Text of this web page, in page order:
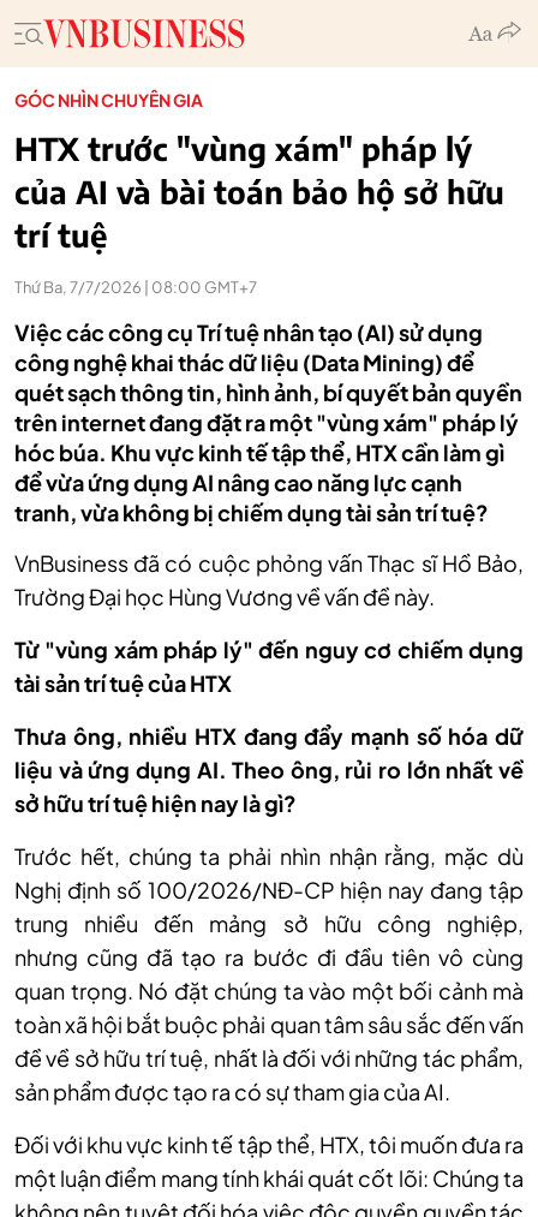
GÓC NHÌN CHUYÊN GIA
HTX trước "vùng xám" pháp lý
của AI và bài toán bảo hộ sở hữu
trí tuệ
Thứ Ba, 7/7/2026 | 08:00 GMT+7
Việc các công cụ Trí tuệ nhân tạo (AI) sử dụng
công nghệ khai thác dữ liệu (Data Mining) để
quét sạch thông tin, hình ảnh, bí quyết bản quyền
trên internet đang đặt ra một "vùng xám" pháp lý
hóc búa. Khu vực kinh tế tập thể, HTX cần làm gì
để vừa ứng dụng AI nâng cao năng lực cạnh
tranh, vừa không bị chiếm dụng tài sản trí tuệ?
VnBusiness đã có cuộc phỏng vấn Thạc sĩ Hồ Bảo,
Trường Đại học Hùng Vương về vấn đề này.
Từ "vùng xám pháp lý" đến nguy cơ chiếm dụng
tài sản trí tuệ của HTX
Thưa ông, nhiều HTX đang đẩy mạnh số hóa dữ
liệu và ứng dụng AI. Theo ông, rủi ro lớn nhất về
sở hữu trí tuệ hiện nay là gì?
Trước hết, chúng ta phải nhìn nhận rằng, mặc dù
Nghị định số 100/2026/NĐ-CP hiện nay đang tập
trung nhiều đến mảng sở hữu công nghiệp,
nhưng cũng đã tạo ra bước đi đầu tiên vô cùng
quan trọng. Nó đặt chúng ta vào một bối cảnh mà
toàn xã hội bắt buộc phải quan tâm sâu sắc đến vấn
đề về sở hữu trí tuệ, nhất là đối với những tác phẩm,
sản phẩm được tạo ra có sự tham gia của AI.
Đối với khu vực kinh tế tập thể, HTX, tôi muốn đưa ra
một luận điểm mang tính khái quát cốt lõi: Chúng ta